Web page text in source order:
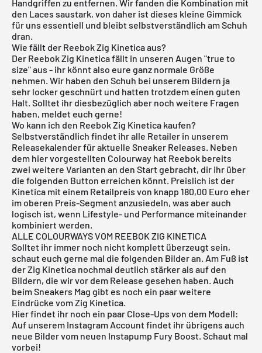
Handgriffen zu entfernen. Wir fanden die Kombination mit
den Laces saustark, von daher ist dieses kleine Gimmick
für uns essentiell und bleibt selbstverständlich am Schuh
dran.
Wie fällt der Reebok Zig Kinetica aus?
Der Reebok Zig Kinetica fällt in unseren Augen "true to
size" aus - ihr könnt also eure ganz normale Größe
nehmen. Wir haben den Schuh bei unserem Bildern ja
sehr locker geschnürt und hatten trotzdem einen guten
Halt. Solltet ihr diesbezüglich aber noch weitere Fragen
haben, meldet euch gerne!
Wo kann ich den Reebok Zig Kinetica kaufen?
Selbstverständlich findet ihr alle Retailer in unserem
Releasekalenderfür aktuelle Sneaker Releases. Neben
dem hier vorgestellten Colourway hat Reebok bereits
zwei weitere Varianten an den Start gebracht, dir ihr über
die folgenden Button erreichen könnt. Preislich ist der
Kinetica mit einem Retailpreis von knapp 180,00 Euro eher
im oberen Preis-Segment anzusiedeln, was aber auch
logisch ist, wenn Lifestyle- und Performance miteinander
kombiniert werden.
ALLE COLOURWAYS VOM REEBOK ZIG KINETICA
Solltet ihr immer noch nicht komplett überzeugt sein,
schaut euch gerne mal die folgenden Bilder an. Am Fuß ist
der Zig Kinetica nochmal deutlich stärker als auf den
Bildern, die wir vor dem Release gesehen haben. Auch
beimSneakers Mag gibt es noch ein paar weitere
Eindrücke vom Zig Kinetica.
Hier findet ihr noch ein paar Close-Ups von dem Modell:
Auf unserem Instagram Account findet ihr übrigens auch
neue Bilder vom neuen Instapump Fury Boost. Schaut mal
vorbei!